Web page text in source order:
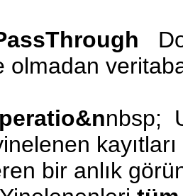
olmadan
nbsp;
bir anlık